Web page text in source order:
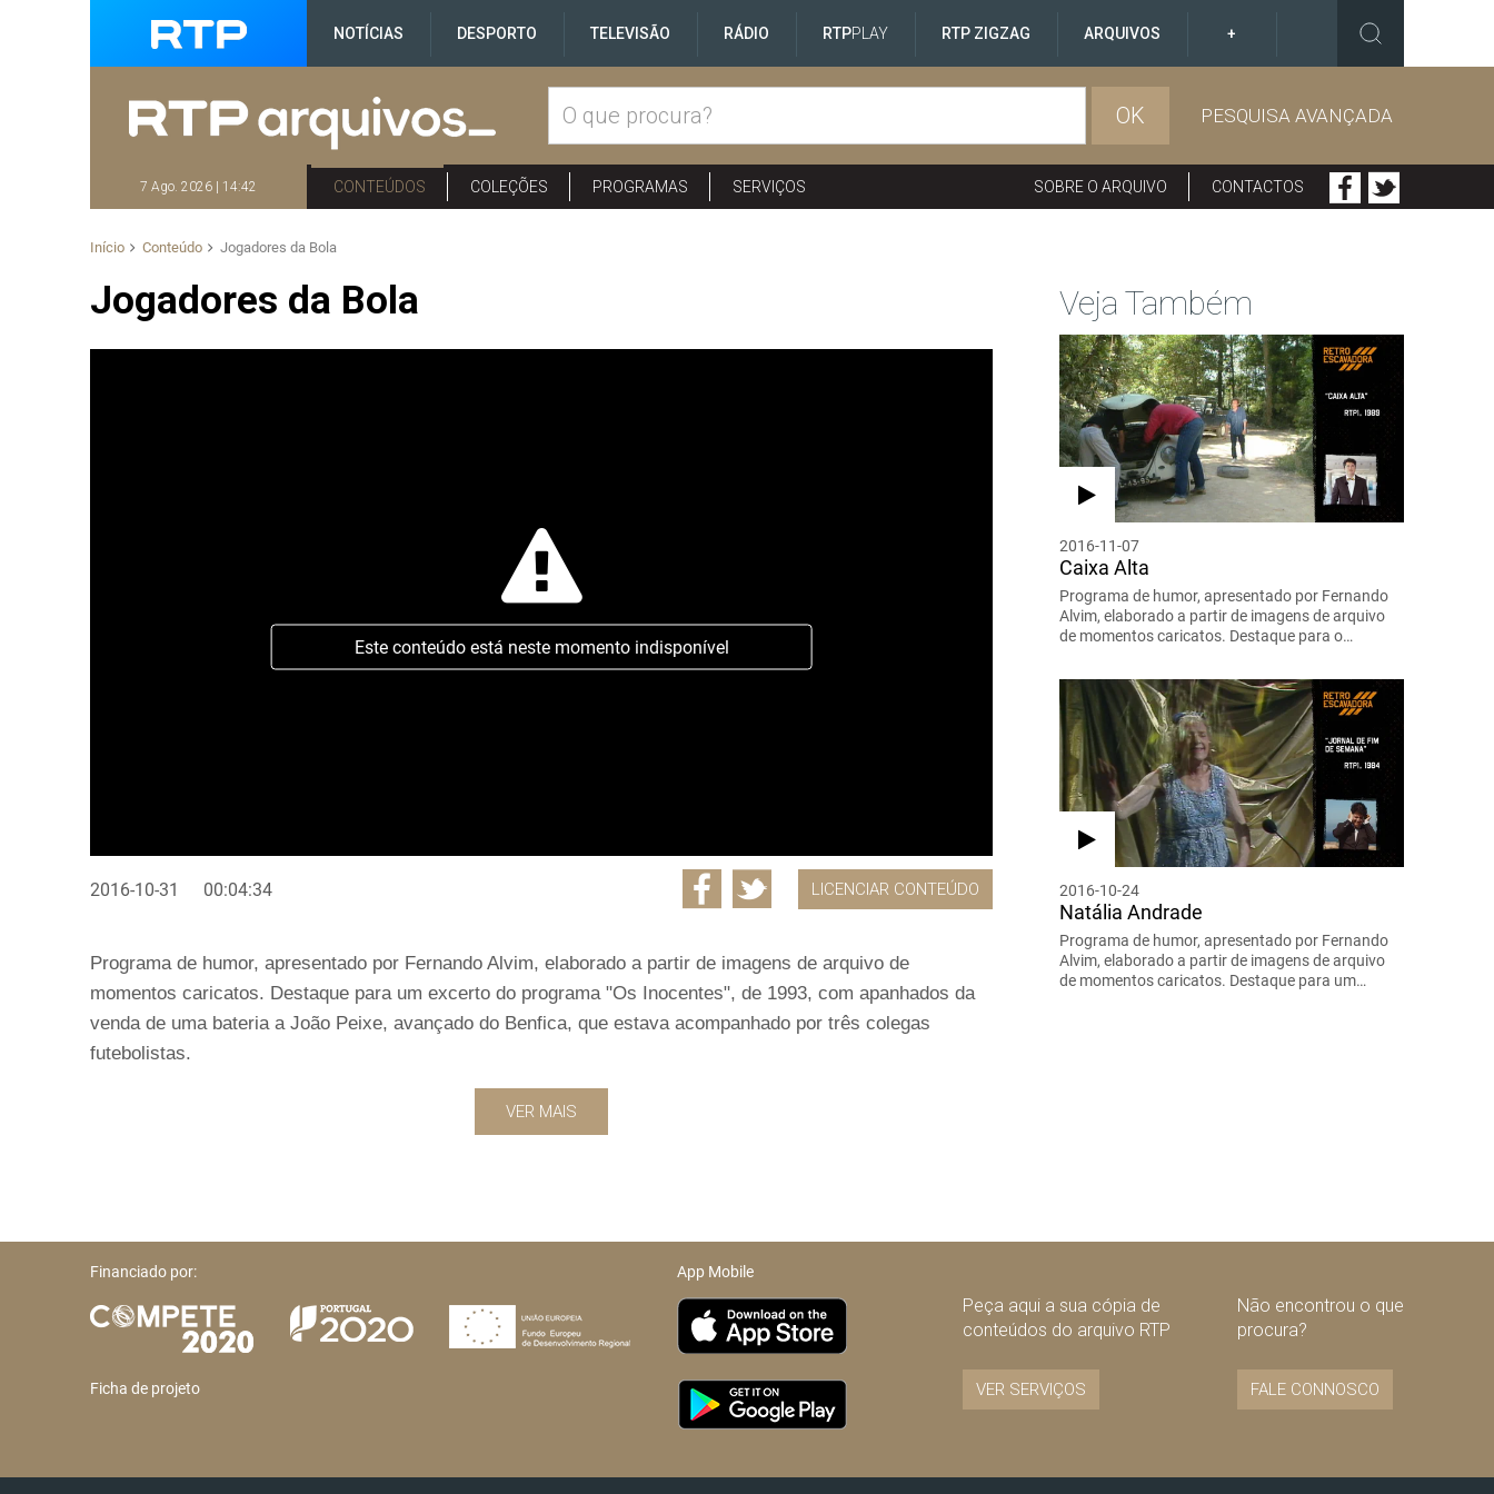
NOTÍCIAS DESPORTO TELEVISÃO RÁDIO RTPPLAY RTP ZIGZAG ARQUIVOS +
OK PESQUISA AVANÇADA
7 Ago. 2026 | 14:42 CONTEÚDOS COLEÇÕES PROGRAMAS SERVIÇOS SOBRE O ARQUIVO CONTACTOS
Início Conteúdo Jogadores da Bola
Jogadores da Bola
Este conteúdo está neste momento indisponível
2016-10-31 00:04:34 LICENCIAR CONTEÚDO
Programa de humor, apresentado por Fernando Alvim, elaborado a partir de imagens de arquivo de
momentos caricatos. Destaque para um excerto do programa "Os Inocentes", de 1993, com apanhados da
venda de uma bateria a João Peixe, avançado do Benfica, que estava acompanhado por três colegas
futebolistas.
VER MAIS
Veja Também
2016-11-07
Caixa Alta
Programa de humor, apresentado por Fernando
Alvim, elaborado a partir de imagens de arquivo
de momentos caricatos. Destaque para o…
2016-10-24
Natália Andrade
Programa de humor, apresentado por Fernando
Alvim, elaborado a partir de imagens de arquivo
de momentos caricatos. Destaque para um…
Financiado por:
Ficha de projeto
App Mobile
Peça aqui a sua cópia de
conteúdos do arquivo RTP
VER SERVIÇOS
Não encontrou o que
procura?
FALE CONNOSCO